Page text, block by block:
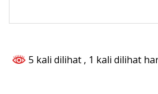
5 kali dilihat , 1 kali dilihat